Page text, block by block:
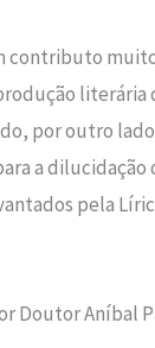
contributo
literária
por outro
a dilucidação
pela
Doutor Aníbal